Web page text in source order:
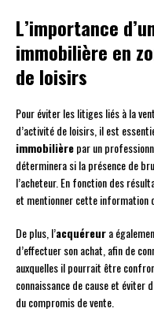
L’importance
immobilière en
de loisirs
Pour éviter les litiges liés à la
d’activité de loisirs, il est
immobilièrepar un
déterminera si la présence de
l’acheteur. En fonction des
et mentionner cette information
De plus, l’acquéreura
d’effectuer son achat, afin de
auxquelles il pourrait être
connaissance de cause et éviter
du compromis de vente.